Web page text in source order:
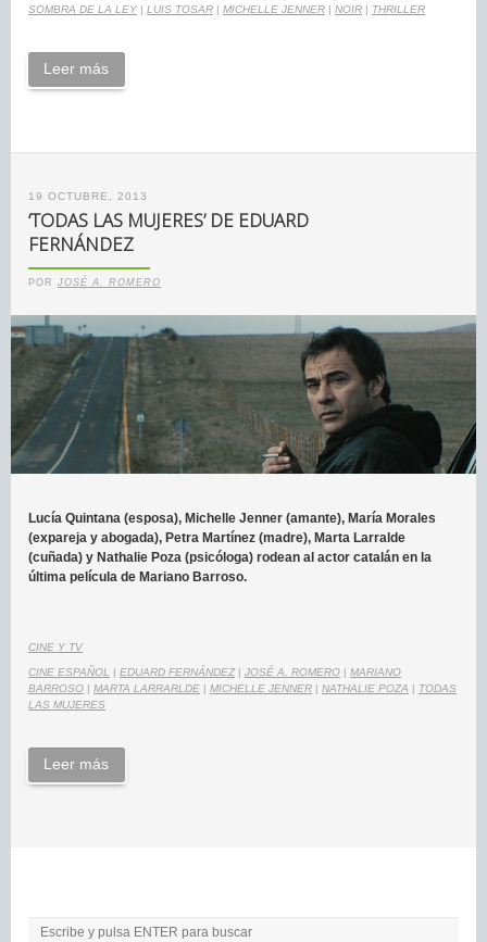
SOMBRA DE LA LEY | LUIS TOSAR | MICHELLE JENNER | NOIR | THRILLER
Leer más
19 OCTUBRE, 2013
‘TODAS LAS MUJERES’ DE EDUARD
FERNÁNDEZ
POR JOSÉ A. ROMERO
Lucía Quintana (esposa), Michelle Jenner (amante), María Morales
(expareja y abogada), Petra Martínez (madre), Marta Larralde
(cuñada) y Nathalie Poza (psicóloga) rodean al actor catalán en la
última película de Mariano Barroso.
CINE Y TV
CINE ESPAÑOL | EDUARD FERNÁNDEZ| JOSÉ A. ROMERO | MARIANO
BARROSO | MARTA LARRARLDE | MICHELLE JENNER | NATHALIE POZA | TODAS
LAS MUJERES
Leer más